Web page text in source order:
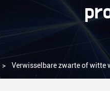
> Verwisselbare zwarte of witte